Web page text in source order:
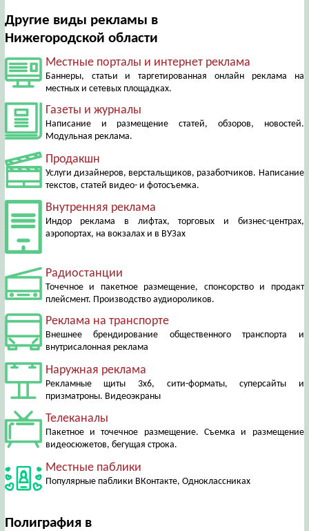
Другие виды рекламы в
Нижегородской области
Местные порталы и интернет реклама
Баннеры, статьи и таргетированная онлайн реклама на
местных и сетевых площадках.
Газеты и журналы
Написание и размещение статей, обзоров, новостей.
Модульная реклама.
Продакшн
Услуги дизайнеров, верстальщиков, разаботчиков. Написание
текстов, статей видео- и фотосъемка.
Внутренняя реклама
Индор реклама в лифтах, торговых и бизнес-центрах,
аэропортах, на вокзалах и в ВУЗах
Радиостанции
Точечное и пакетное размещение, спонсорство и продакт
плейсмент. Производство аудиороликов.
Реклама на транспорте
Внешнее брендирование общественного транспорта и
внутрисалонная реклама
Наружная реклама
Рекламные щиты 3х6, сити-форматы, суперсайты и
призматроны. Видеоэкраны
Телеканалы
Пакетное и точечное размещение. Съемка и размещение
видеосюжетов, бегущая строка.
Местные паблики
Популярные паблики ВКонтакте, Одноклассниках
Полиграфия в